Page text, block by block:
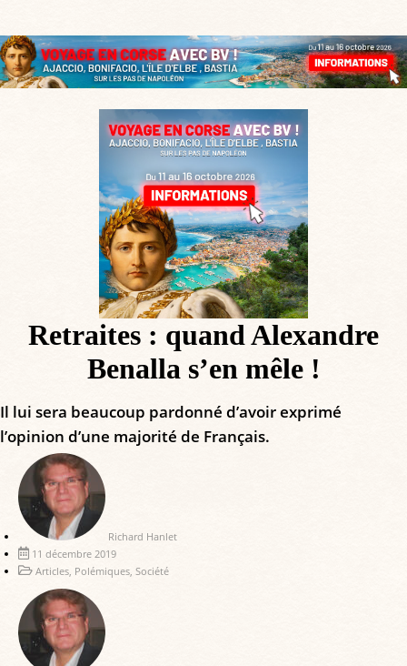
Retraites : quand Alexandre
Benalla s’en mêle !
Il lui sera beaucoup pardonné d’avoir exprimé
l’opinion d’une majorité de Français.
Richard Hanlet
11 décembre 2019
Articles Polémiques Société